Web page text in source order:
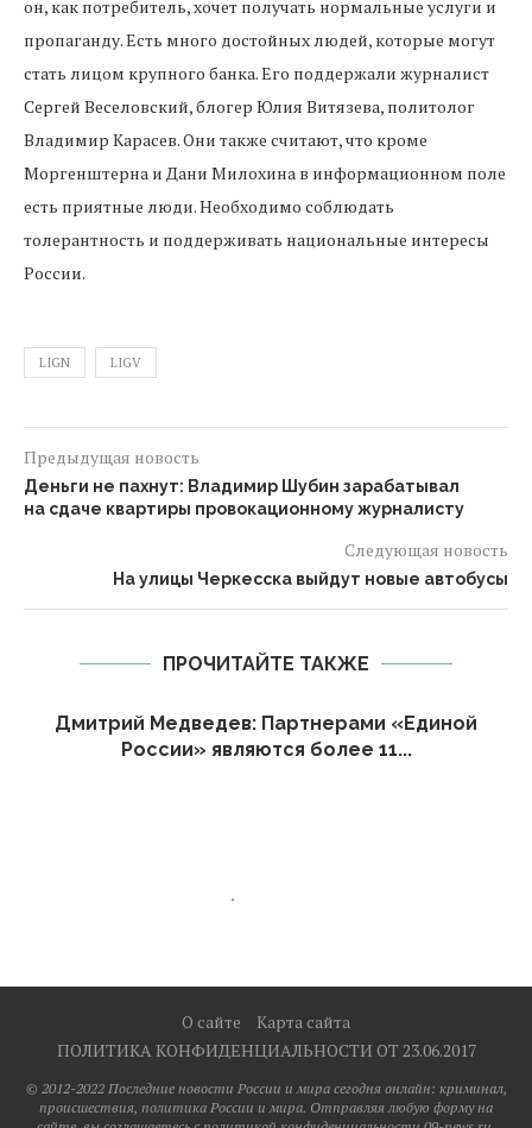
он, как потребитель, хочет получать нормальные услуги и
пропаганду. Есть много достойных людей, которые могут
стать лицом крупного банка. Его поддержали журналист
Сергей Веселовский, блогер Юлия Витязева, политолог
Владимир Карасев. Они также считают, что кроме
Моргенштерна и Дани Милохина в информационном поле
есть приятные люди. Необходимо соблюдать
толерантность и поддерживать национальные интересы
России.
LIGN LIGV
Предыдущая новость
Деньги не пахнут: Владимир Шубин зарабатывал
на сдаче квартиры провокационному журналисту
Следующая новость
На улицы Черкесска выйдут новые автобусы
ПРОЧИТАЙТЕ ТАКЖЕ
Дмитрий Медведев: Партнерами «Единой
России» являются более 11...
О сайте
Карта сайта
ПОЛИТИКА КОНФИДЕНЦИАЛЬНОСТИ ОТ 23.06.2017
© 2012-2022 Последние новости России и мира сегодня онлайн: криминал,
происшествия, политика России и мира. Отправляя любую форму на